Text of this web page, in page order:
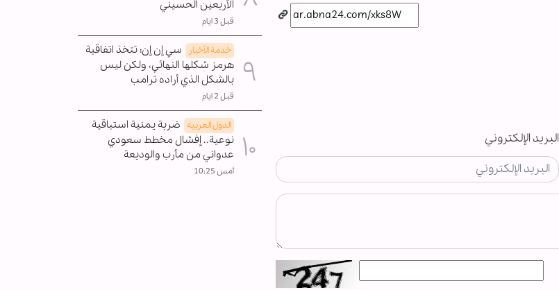
البريد الإلكتروني
الأربعين الحسيني
قبل 3 ايام
خدمة الأخبار
سي إن إن: تتخذ اتفاقية
هرمز شكلها النهائي، ولكن ليس
بالشكل الذي أراده ترامب
قبل 2 ايام
الدول العربیه ضربة يمنية استباقية
نوعية.. إفشال مخطط سعودي
عدواني من مأرب والوديعة
أمس 10:25